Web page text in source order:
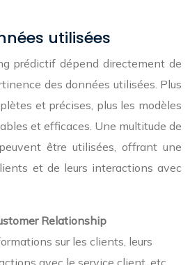
utilisées
prédictif dépend directement de
des données utilisées. Plus
et précises, plus les modèles
et efficaces. Une multitude de
être utilisées, offrant une
et de leurs interactions avec
Relationship
sur les clients, leurs